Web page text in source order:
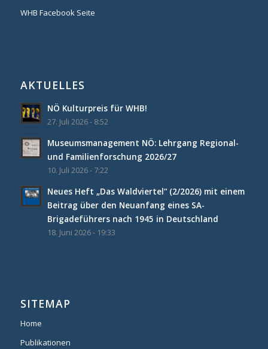
WHB Facebook Seite
AKTUELLES
NÖ Kulturpreis für WHB!
27. Juli 2026 - 8:52
Museumsmanagement NÖ: Lehrgang Regional-
und Familienforschung 2026/27
10. Juli 2026 - 7:22
Neues Heft „Das Waldviertel“ (2/2026) mit einem
Beitrag über den Neuanfang eines SA-
Brigadeführers nach 1945 in Deutschland
18. Juni 2026 - 19:33
SITEMAP
Home
Publikationen